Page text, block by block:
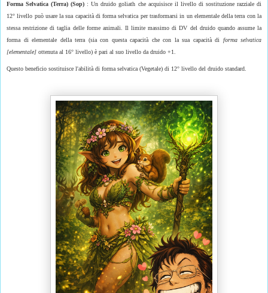
Forma Selvatica (Terra) (Sop) : Un druido goliath che acquisisce il livello di sostituzione razziale di
12° livello può usare la sua capacità di forma selvatica per trasformarsi in un elementale della terra con la
stessa restrizione di taglia delle forme animali. Il limite massimo di DV del druido quando assume la
forma di elementale della terra (sia con questa capacità che con la sua capacità di forma selvatica
[elementale] ottenuta al 16° livello) è pari al suo livello da druido +1.
Questo beneficio sostituisce l'abilità di forma selvatica (Vegetale) di 12° livello del druido standard.